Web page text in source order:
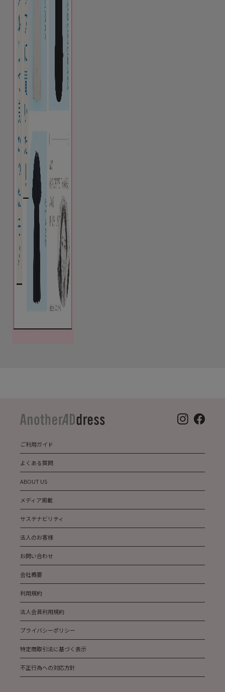
ご利用ガイド
よくある質問
ABOUT US
メディア掲載
サステナビリティ
法人のお客様
お問い合わせ
会社概要
利用規約
法人会員利用規約
プライバシーポリシー
特定商取引法に基づく表示
不正行為への対応方針